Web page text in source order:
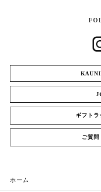
ギフトラ
ご質問
ホーム